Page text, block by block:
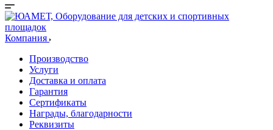
Компания
Производство
Услуги
Доставка и оплата
Гарантия
Сертификаты
Награды, благодарности
Реквизиты